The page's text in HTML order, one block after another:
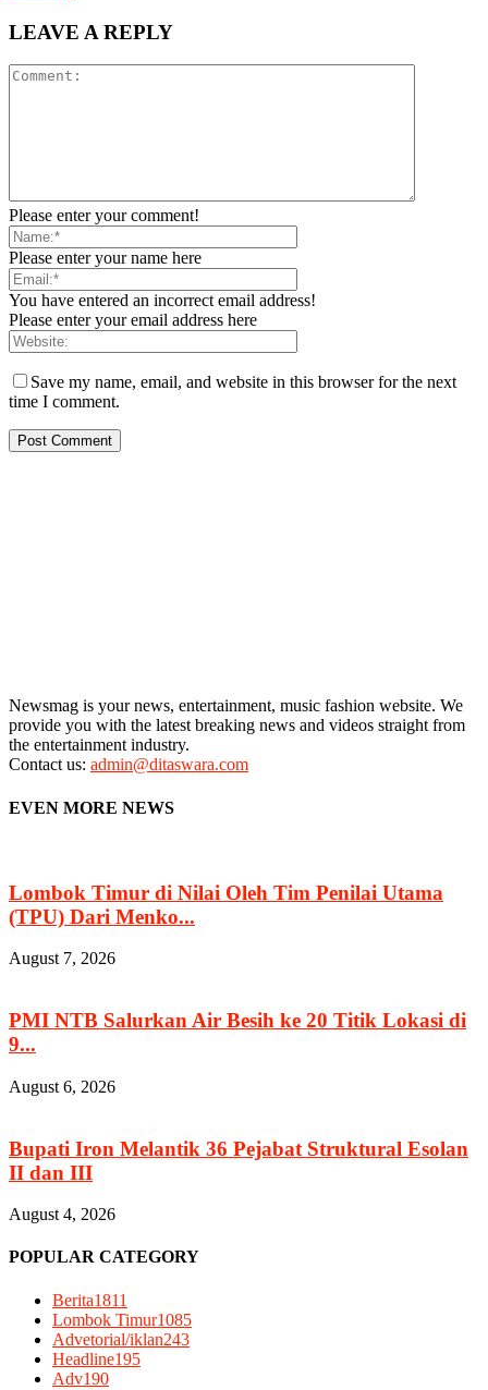
LEAVE A REPLY
Please enter your comment!
Please enter your name here
You have entered an incorrect email address!
Please enter your email address here
Save my name, email, and website in this browser for the next
time I comment.
Newsmag is your news, entertainment, music fashion website. We
provide you with the latest breaking news and videos straight from
the entertainment industry.
Contact us: admin@ditaswara.com
EVEN MORE NEWS
Lombok Timur di Nilai Oleh Tim Penilai Utama
(TPU) Dari Menko...
August 7, 2026
PMI NTB Salurkan Air Besih ke 20 Titik Lokasi di
9...
August 6, 2026
Bupati Iron Melantik 36 Pejabat Struktural Esolan
II dan III
August 4, 2026
POPULAR CATEGORY
Berita1811
Lombok Timur1085
Advetorial/iklan243
Headline195
Adv190